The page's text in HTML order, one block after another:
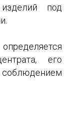
изделий под
его